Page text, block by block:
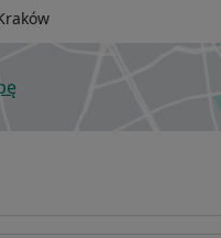
się w nowej karcie